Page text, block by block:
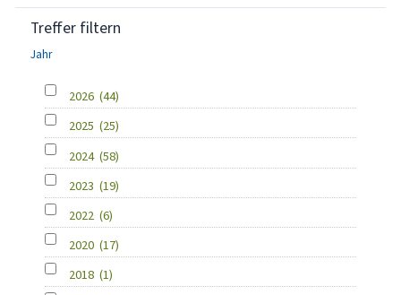
Treffer filtern
Jahr
2026 (44)
2025 (25)
2024 (58)
2023 (19)
2022 (6)
2020 (17)
2018 (1)